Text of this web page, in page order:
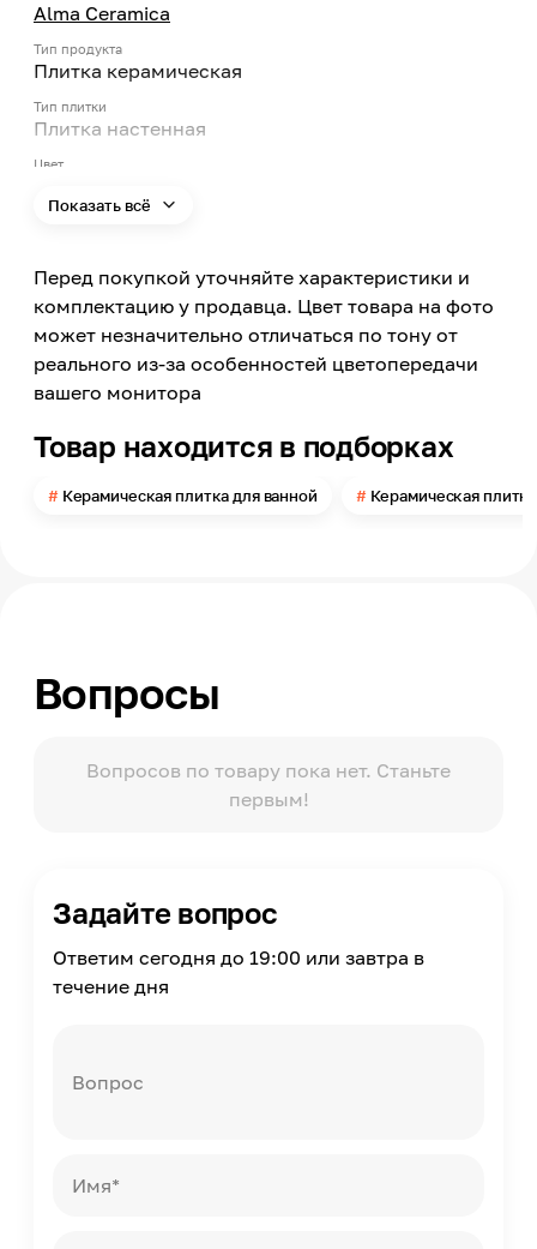
Alma Ceramica
Тип продукта
Плитка керамическая
Тип плитки
Плитка настенная
Цвет
Страна производства
Россия
Модельный ряд
Примавера
Материал
Длина
Ширина
Помещение
Ванная комната, Санузел
Стена
Показать всё
Перед покупкой уточняйте характеристики и
комплектацию у продавца. Цвет товара на фото
может незначительно отличаться по тону от
реального из-за особенностей цветопередачи
вашего монитора
Товар находится в подборках
Керамическая плитка для ванной Керамическая
Вопросы
Вопросов по товару пока нет. Станьте
первым!
Задайте вопрос
Ответим сегодня до 19:00 или завтра в
течение дня
Вопрос
Имя*